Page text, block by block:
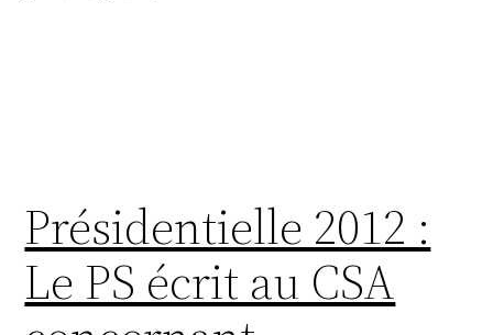
Présidentielle 2012 :
Le PS écrit au CSA